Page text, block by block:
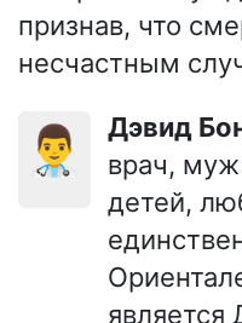
признав, что
несчастным
👨‍⚕️ Дэвид
врач,
детей,
является